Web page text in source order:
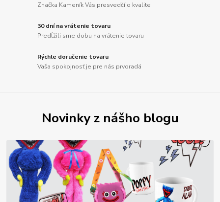
Značka Kameník Vás presvedčí o kvalite
30 dní na vrátenie tovaru
Predĺžili sme dobu na vrátenie tovaru
Rýchle doručenie tovaru
Vaša spokojnosť je pre nás prvoradá
Novinky z nášho blogu